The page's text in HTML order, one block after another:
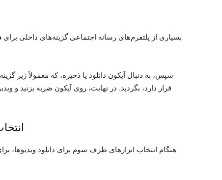
بسیاری از پلتفرم‌های رسانه اجتماعی گزینه‌های داخلی برای
سپس، به دنبال آیکون دانلود یا ذخیره، که معمولاً زیر
قرار دارد، بگردید. در نهایت، روی آیکون ضربه بزنید
هنگام انتخاب ابزارهای طرف سوم برای دانلود ویدیوها،